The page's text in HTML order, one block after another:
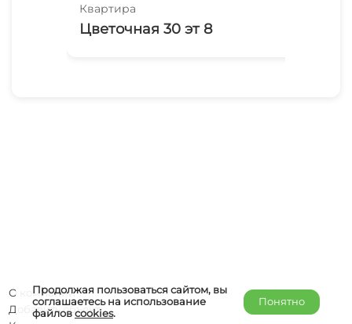
Квартира
Цветочная 30 эт 8
Продолжая пользоваться сайтом, вы
соглашаетесь на использование
файловcookies.
Понятно
О компании
Добавить объект